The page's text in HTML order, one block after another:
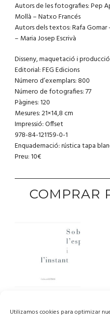
Utilizamos cookies para optimizar
Autors de les fotografies: Pep
Mollà – Natxo Francés
Autors dels textos: Rafa Gomar
– Maria Josep Escrivà
Disseny, maquetació i
Editorial: FEG Edicions
Número d’exemplars: 800
Número de fotografies: 77
Pàgines: 120
Mesures: 21×14,8 cm
Impressió: Offset
978-84-121159-0-1
Enquadernació: rústica tapa
Preu: 10€
COMPRAR
Afegeix a la cistella